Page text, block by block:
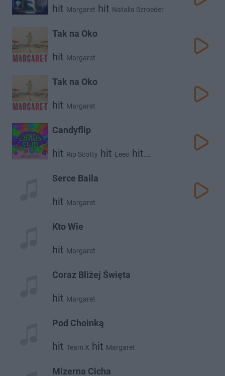
hit Margaret hit Natalia Szroeder
Tak na Oko
hit Margaret
Tak na Oko
hit Margaret
Candyflip
hit Rip Scotty hit Leeo hit
Serce Baila
hit Margaret
Kto Wie
hit Margaret
Coraz Bliżej Święta
hit Margaret
Pod Choinką
hit Team X hit Margaret
Mizerna Cicha